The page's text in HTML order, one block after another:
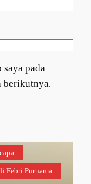
saya pada
berikutnya.
Febri Purnama